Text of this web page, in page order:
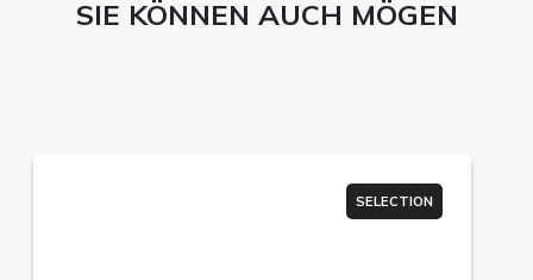
SIE KÖNNEN AUCH MÖGEN
SELECTION